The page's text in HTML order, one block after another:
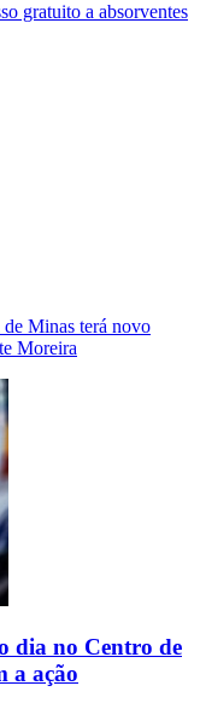
gratuito a absorventes
de Minas terá novo
Moreira
dia no Centro de
a ação